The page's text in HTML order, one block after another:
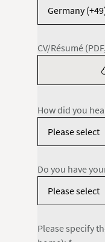
CV/Résumé
How did you
Do you have
Please specify